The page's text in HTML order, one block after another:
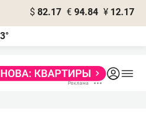
$ 82.17 € 94.84 ¥ 12.17